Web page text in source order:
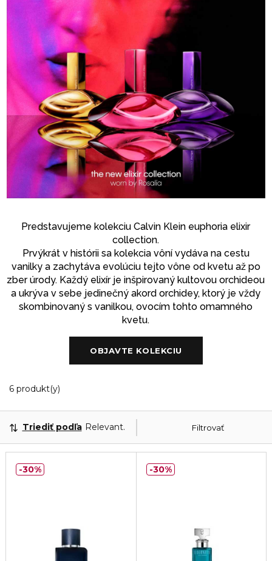
Predstavujeme kolekciu Calvin Klein euphoria elixir
collection.
Prvýkrát v histórii sa kolekcia vôní vydáva na cestu
vanilky a zachytáva evolúciu tejto vône od kvetu až po
zber úrody. Každý elixír je inšpirovaný kultovou orchideou
a ukrýva v sebe jedinečný akord orchidey, ktorý je vždy
skombinovaný s vanilkou, ovocím tohto omamného
kvetu.
OBJAVTE KOLEKCIU
6 produkt(y)
Filtrovať
Triediť podľa Relevantnosť
30% 30%